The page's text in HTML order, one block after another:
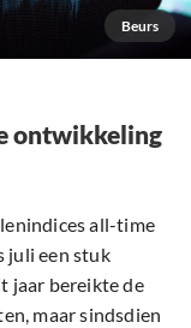
Beurs
ontwikkeling
all-time
juli een stuk
jaar bereikte de
maar sindsdien